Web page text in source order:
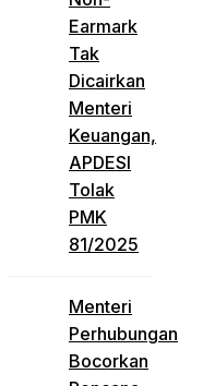
Earmark
Tak
Dicairkan
Menteri
Keuangan,
APDESI
Tolak
PMK
81/2025
Menteri
Perhubungan
Bocorkan